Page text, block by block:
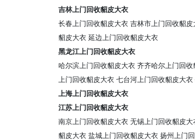
吉林上门回收貂皮大衣
长春上门回收貂皮大衣 吉林市上门回收貂皮
貂皮大衣 延边上门回收貂皮大衣
黑龙江上门回收貂皮大衣
哈尔滨上门回收貂皮大衣 齐齐哈尔上门回收
上门回收貂皮大衣 七台河上门回收貂皮大衣
上海上门回收貂皮大衣
江苏上门回收貂皮大衣
南京上门回收貂皮大衣 无锡上门回收貂皮大
貂皮大衣 盐城上门回收貂皮大衣 扬州上门